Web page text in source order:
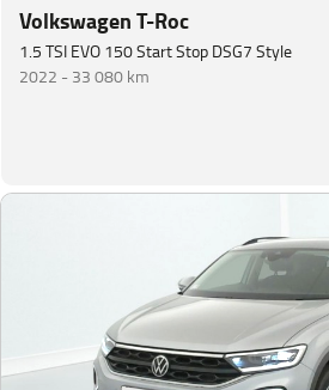
Volkswagen T-Roc
1.5 TSI EVO 150 Start Stop DSG7 Style
2022 -33 080 km